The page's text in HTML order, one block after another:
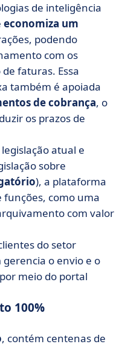
de inteligência
economiza um
podendo
com os
faturas. Essa
também é apoiada
de cobrança, o
os prazos de
atual e
sobre
), a plataforma
como uma
com valor
do setor
o envio e o
meio do portal
100%
, contém centenas de